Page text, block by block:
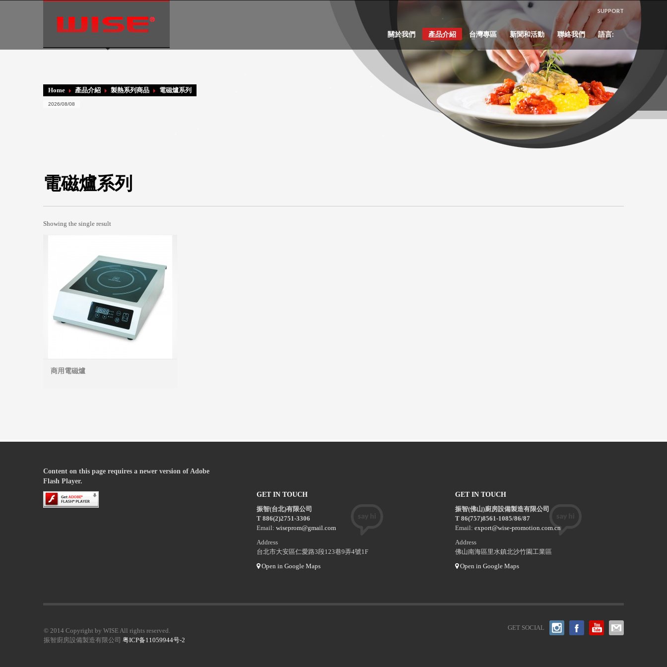
Language:
SUPPORT
關於我們 產品介紹 台灣專區 新聞和活動 聯絡我們 語言:
Home 產品介紹 製熱系列商品 電磁爐系列
2026/08/08
電磁爐系列
Showing the single result
商用電磁爐
Content on this page requires a newer version of Adobe
Flash Player.
GET IN TOUCH
振智(台北)有限公司
T 886(2)2751-3306
Email: wiseprom@gmail.com
Address
台北市大安區仁愛路3段123巷9弄4號1F
Open in Google Maps
GET IN TOUCH
振智(佛山)廚房設備製造有限公司
T 86(757)8561-1085/86/87
Email: export@wise-promotion.com.cn
Address
佛山南海區里水鎮北沙竹園工業區
Open in Google Maps
GET SOCIAL
© 2014 Copyright by WISE All rights reserved.
振智廚房設備製造有限公司 粤ICP备11059944号-2